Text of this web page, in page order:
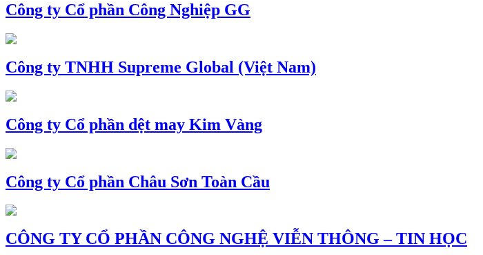
Công ty Cổ phần Công Nghiệp GG
Công ty TNHH Supreme Global (Việt Nam)
Công ty Cổ phần dệt may Kim Vàng
Công ty Cổ phần Châu Sơn Toàn Cầu
CÔNG TY CỔ PHẦN CÔNG NGHỆ VIỄN THÔNG – TIN HỌC